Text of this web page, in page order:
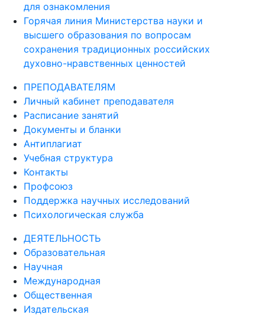
для ознакомления
Горячая линия Министерства науки и
высшего образования по вопросам
сохранения традиционных российских
духовно-нравственных ценностей
ПРЕПОДАВАТЕЛЯМ
Личный кабинет преподавателя
Расписание занятий
Документы и бланки
Антиплагиат
Учебная структура
Контакты
Профсоюз
Поддержка научных исследований
Психологическая служба
ДЕЯТЕЛЬНОСТЬ
Образовательная
Научная
Международная
Общественная
Издательская